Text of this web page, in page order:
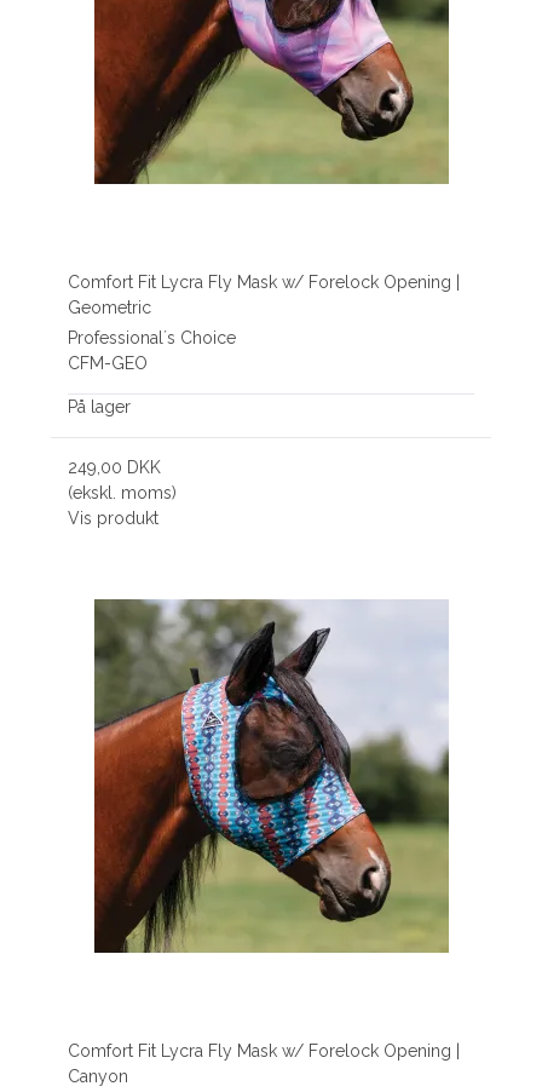
Comfort Fit Lycra Fly Mask w/ Forelock Opening |
Geometric
Professional´s Choice
CFM-GEO
På lager
249,00 DKK
(ekskl. moms)
Vis produkt
Comfort Fit Lycra Fly Mask w/ Forelock Opening |
Canyon